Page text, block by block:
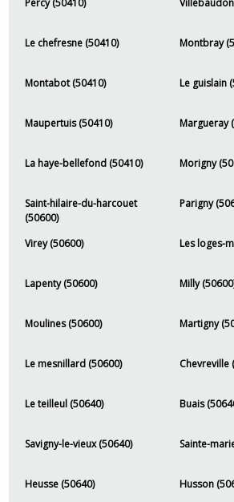
Percy (50410)
Le chefresne (50410) Montbray
Montabot (50410) Le guislain
Maupertuis (50410) Margueray
La haye-bellefond (50410) Morigny
Saint-hilaire-du-harcouet
(50600)
Parigny
Virey (50600) Les loges-
Lapenty (50600) Milly
Moulines (50600) Martigny
Le mesnillard (50600) Chevreville
Le teilleul (50640) Buais
Savigny-le-vieux (50640) Sainte-
Heusse (50640) Husson